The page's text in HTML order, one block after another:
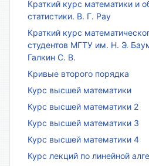
Краткий курс математики и
статистики. В. Г. Рау
Краткий курс
студентов МГТУ им. Н. Э.
Галкин С. В.
Кривые второго порядка
Курс высшей математики
Курс высшей математики 2
Курс высшей математики 3
Курс высшей математики 4
Курс лекций по линейной